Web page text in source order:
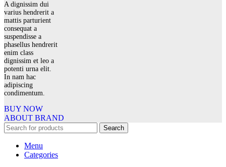
A dignissim dui
varius hendrerit a
mattis parturient
consequat a
suspendisse a
phasellus hendrerit
enim class
dignissim et leo a
potenti urna elit.
In nam hac
adipiscing
condimentum.
BUY NOW
ABOUT BRAND
Search
Menu
Categories